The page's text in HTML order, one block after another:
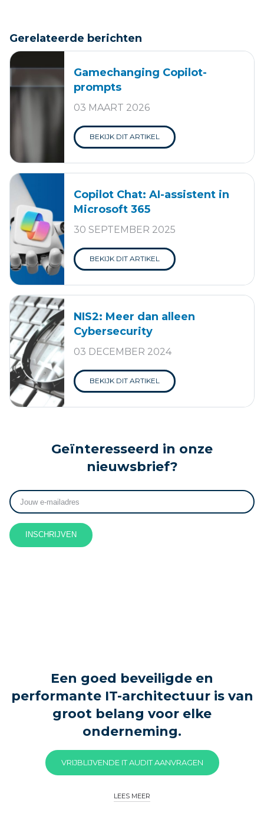
Gerelateerde berichten
Gamechanging Copilot-
prompts
03 MAART 2026
BEKIJK DIT ARTIKEL
​Copilot Chat: AI-assistent in
Microsoft 365
30 SEPTEMBER 2025
BEKIJK DIT ARTIKEL
NIS2: Meer dan alleen
Cybersecurity
03 DECEMBER 2024
BEKIJK DIT ARTIKEL
Geïnteresseerd in onze
nieuwsbrief?
INSCHRIJVEN
Een goed beveiligde en
performante IT-architectuur is van
groot belang voor elke
onderneming.
VRIJBLIJVENDE IT AUDIT AANVRAGEN
LEES MEER